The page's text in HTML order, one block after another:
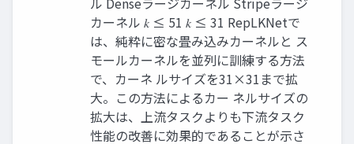
カーネル 𝑘 ≤ 51 𝑘 ≤ 31 RepLKNetで
は、純粋に密な畳み込みカーネルと ス
モールカーネルを並列に訓練する方法
で、カーネ ルサイズを31×31まで拡
大。この方法によるカー ネルサイズの
拡大は、上流タスクよりも下流タスク
性能の改善に効果的であることが示さ